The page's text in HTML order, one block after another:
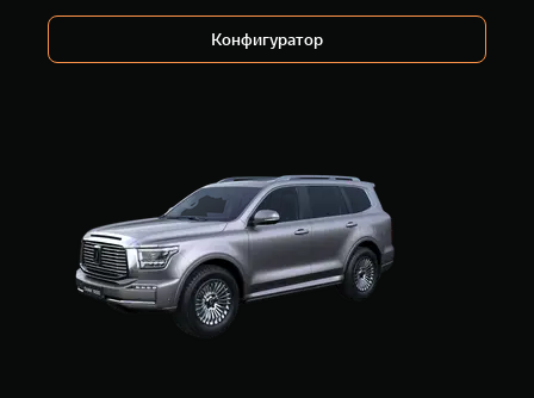
Конфигуратор